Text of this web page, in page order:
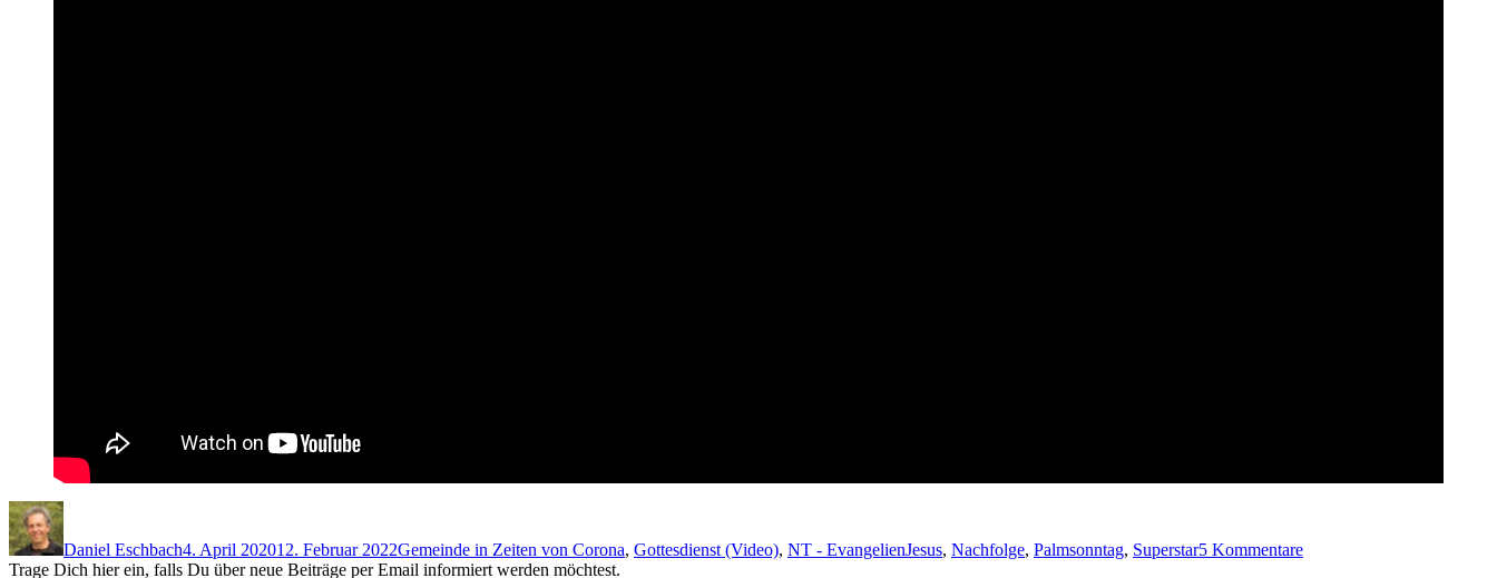
Autor
Daniel Eschbach4. April 202012. Februar 2022Gemeinde in Zeiten von Corona, Gottesdienst (Video), NT - EvangelienJesus, Nachfolge, Palmsonntag, Superstar5 KommentareJesus?
Trage Dich hier ein, falls Du über neue Beiträge per Email informiert werden möchtest.